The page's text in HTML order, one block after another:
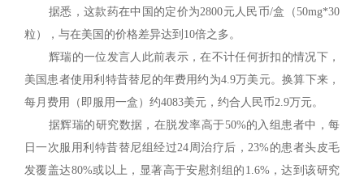
据悉，这款药在中国的定价为2800元人民币/盒（50mg*30
粒），与在美国的价格差异达到10倍之多。
辉瑞的一位发言人此前表示，在不计任何折扣的情况下，
美国患者使用利特昔替尼的年费用约为4.9万美元。换算下来，
每月费用（即服用一盒）约4083美元，约合人民币2.9万元。
据辉瑞的研究数据，在脱发率高于50%的入组患者中，每
日一次服用利特昔替尼组经过24周治疗后，23%的患者头皮毛
发覆盖达80%或以上，显著高于安慰剂组的1.6%，达到该研究